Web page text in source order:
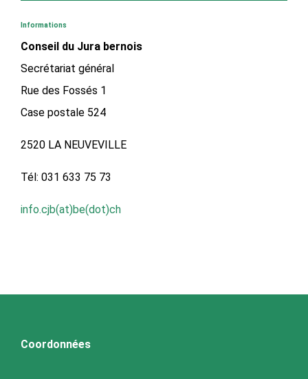
Informations
Conseil du Jura bernois
Secrétariat général
Rue des Fossés 1
Case postale 524
2520 LA NEUVEVILLE
Tél: 031 633 75 73
info.cjb(at)be(dot)ch
Coordonnées